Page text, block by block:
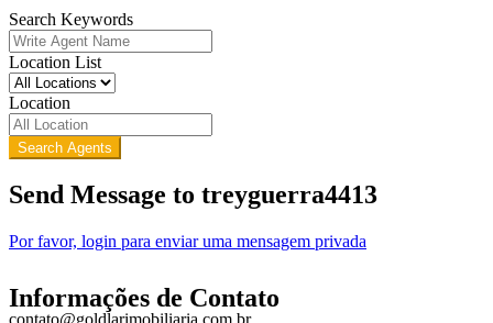
Search Keywords
Location List
Location
Search Agents
Send Message to treyguerra4413
Por favor, login para enviar uma mensagem privada
Informações de Contato